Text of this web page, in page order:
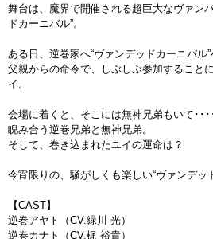
舞台は、魔界で開催される超巨大なヴァン
ドカーニバル”。
ある日、逆巻家へ“ヴァンデッドカーニバル”
父親からの命令で、しぶしぶ参加すること
イ。
会場に着くと、そこには無神兄弟もいて････
睨み合う逆巻兄弟と無神兄弟。
そして、巻き込まれたユイの運命は？
今宵限りの、騒がしくも楽しい“ヴァンデッ
【CAST】
逆巻アヤト（CV.緑川 光）
逆巻カナト（CV.梶 裕貴）